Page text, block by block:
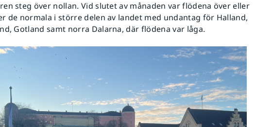
steg över nollan. Vid slutet av månaden var flödena över eller
de normala i större delen av landet med undantag för Halland,
Gotland samt norra Dalarna, där flödena var låga.